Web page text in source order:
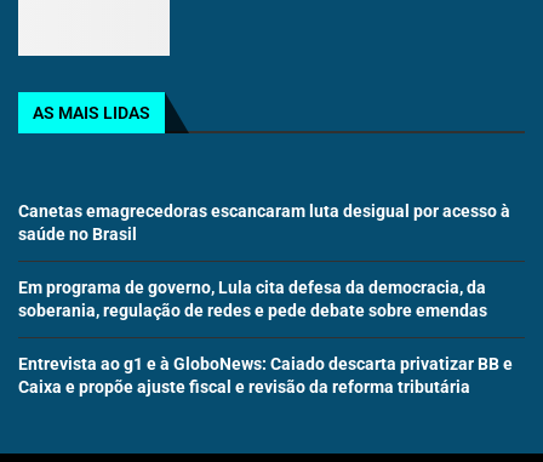
AS MAIS LIDAS
Canetas emagrecedoras escancaram luta desigual por acesso à
saúde no Brasil
Em programa de governo, Lula cita defesa da democracia, da
soberania, regulação de redes e pede debate sobre emendas
Entrevista ao g1 e à GloboNews: Caiado descarta privatizar BB e
Caixa e propõe ajuste fiscal e revisão da reforma tributária